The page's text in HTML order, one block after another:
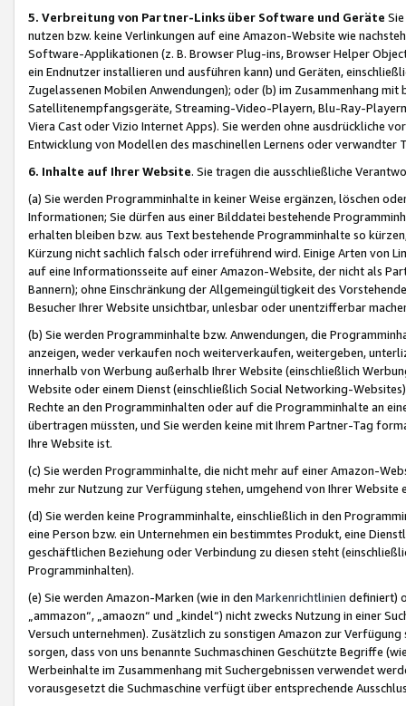
5. Verbreitung von Partner-Links über Software und Geräte
nutzen bzw. keine Verlinkungen auf eine Amazon-Website wie
Software-Applikationen (z. B. Browser Plug-ins, Browser Helper
ein Endnutzer installieren und ausführen kann) und Geräten,
Zugelassenen Mobilen Anwendungen); oder (b) im Zusammenhang
Satellitenempfangsgeräte, Streaming-Video-Playern, Blu-Ray-
Viera Cast oder Vizio Internet Apps). Sie werden ohne ausdrückliche
Entwicklung von Modellen des maschinellen Lernens oder
6. Inhalte auf Ihrer Website. Sie tragen die ausschließliche
(a) Sie werden Programminhalte in keiner Weise ergänzen, löschen
Informationen; Sie dürfen aus einer Bilddatei bestehende
erhalten bleiben bzw. aus Text bestehende Programminhalte so
Kürzung nicht sachlich falsch oder irreführend wird. Einige Arten von
auf eine Informationsseite auf einer Amazon-Website, der nicht als
Bannern); ohne Einschränkung der Allgemeingültigkeit des
Besucher Ihrer Website unsichtbar, unlesbar oder unentzifferbar
(b) Sie werden Programminhalte bzw. Anwendungen, die
anzeigen, weder verkaufen noch weiterverkaufen, weitergeben,
innerhalb von Werbung außerhalb Ihrer Website (einschließlich
Website oder einem Dienst (einschließlich Social Networking-
Rechte an den Programminhalten oder auf die Programminhalte an
übertragen müssten, und Sie werden keine mit Ihrem Partner-Tag
Ihre Website ist.
(c) Sie werden Programminhalte, die nicht mehr auf einer Amazon-
mehr zur Nutzung zur Verfügung stehen, umgehend von Ihrer
(d) Sie werden keine Programminhalte, einschließlich in den
eine Person bzw. ein Unternehmen ein bestimmtes Produkt, eine
geschäftlichen Beziehung oder Verbindung zu diesen steht
Programminhalten).
(e) Sie werden Amazon-Marken (wie in den Markenrichtlinien definiert)
„ammazon“, „amaozn“ und „kindel“) nicht zwecks Nutzung in einer
Versuch unternehmen). Zusätzlich zu sonstigen Amazon zur
sorgen, dass von uns benannte Suchmaschinen Geschützte Begriffe
Werbeinhalte im Zusammenhang mit Suchergebnissen verwendet
vorausgesetzt die Suchmaschine verfügt über entsprechende